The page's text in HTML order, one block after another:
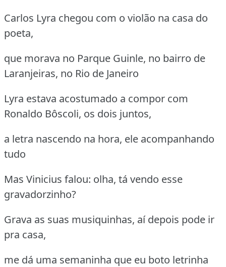
Carlos Lyra chegou com o violão na casa do
poeta,
que morava no Parque Guinle, no bairro de
Laranjeiras, no Rio de Janeiro
Lyra estava acostumado a compor com
Ronaldo Bôscoli, os dois juntos,
a letra nascendo na hora, ele acompanhando
tudo
Mas Vinicius falou: olha, tá vendo esse
gravadorzinho?
Grava as suas musiquinhas, aí depois pode ir
pra casa,
me dá uma semaninha que eu boto letrinha